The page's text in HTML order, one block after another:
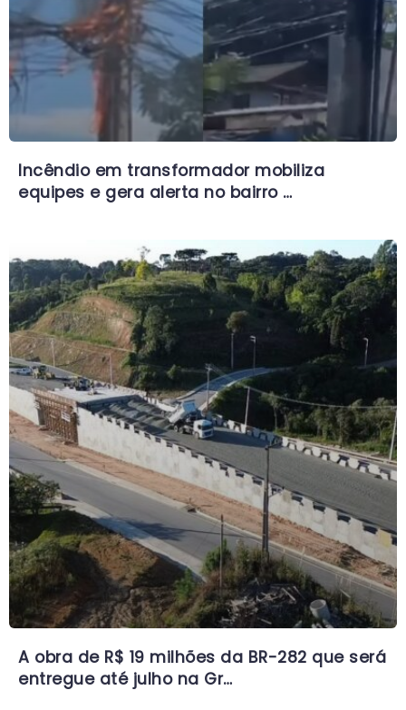
Incêndio em transformador mobiliza
equipes e gera alerta no bairro …
A obra de R$ 19 milhões da BR-282 que será
entregue até julho na Gr…